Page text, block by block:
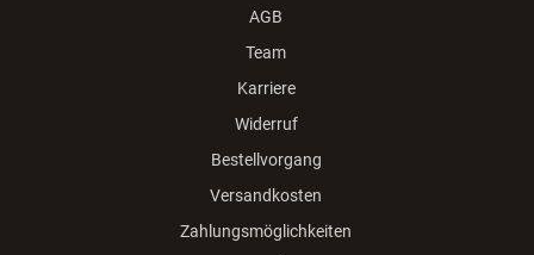
AGB
Team
Karriere
Widerruf
Bestellvorgang
Versandkosten
Zahlungsmöglichkeiten